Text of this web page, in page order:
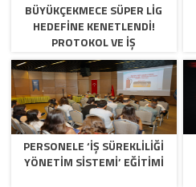
BÜYÜKÇEKMECE SÜPER LİG
HEDEFİNE KENETLENDİ!
PROTOKOL VE İŞ
DÜNYASINDAN BASKETBOL
TAKIMINA TAM DESTEK…
PERSONELE ‘İŞ SÜREKLİLİĞİ
YÖNETİM SİSTEMİ’ EĞİTİMİ